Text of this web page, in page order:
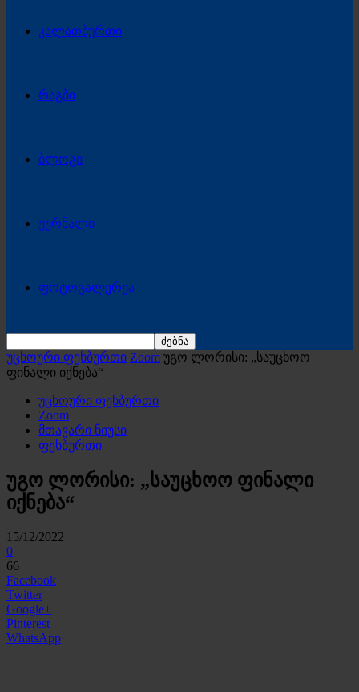
კალათბურთი
რაგბი
ბლოგი
ჟურნალი
ფოტოგალერეა
უცხოური ფეხბურთი Zoom უგო ლორისი: „საუცხოო
ფინალი იქნება“
უცხოური ფეხბურთი
Zoom
მთავარი ნიუსი
ფეხბურთი
უგო ლორისი: „საუცხოო ფინალი
იქნება“
15/12/2022
0
66
Facebook
Twitter
Google+
Pinterest
WhatsApp